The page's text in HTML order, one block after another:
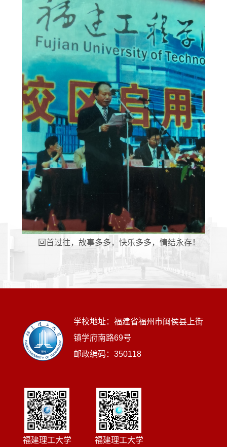
回首过往，故事多多，快乐多多，情结永存！
学校地址：福建省福州市闽侯县上街
镇学府南路69号
邮政编码：350118
福建理工大学 福建理工大学